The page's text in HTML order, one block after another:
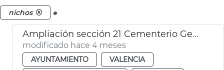
nichos .
Ampliación sección 21 Cementerio General València
modificado hace 4 meses
AYUNTAMIENTO
VALENCIA